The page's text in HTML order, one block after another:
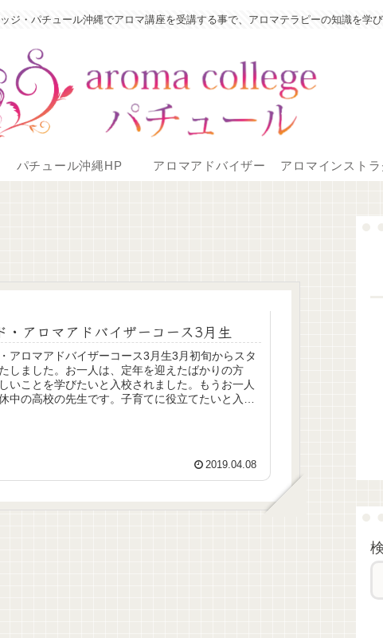
・パチュール沖縄でアロマ講座を受講する事で、アロマテラピーの知識を学
パチュール沖縄HP アロマアドバイザー アロマインストラ
・アロマアドバイザーコース3月生
アロマアドバイザーコース3月生3月初旬からスタ
しました。お一人は、定年を迎えたばかりの方
いことを学びたいと入校されました。もうお一人
中の高校の先生です。子育てに役立てたいと入校
2019.04.08